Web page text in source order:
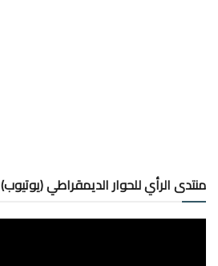
منتدى الرأي للحوار الديمقراطي (يوتيوب)